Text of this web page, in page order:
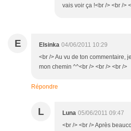
vais voir ça !<br /> <br />
E Elsinka 04/06/2011 10:29
<br /> Au vu de ton commentaire,
mon chemin ^^<br /> <br /> <br />
Répondre
L Luna 05/06/2011 09:47
<br /> <br /> Après